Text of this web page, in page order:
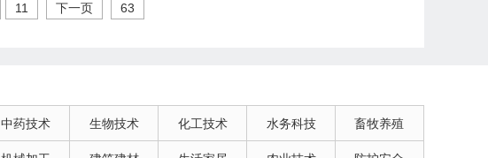
11 下一页 63
中药技术 生物技术 化工技术 水务科技 畜牧养殖